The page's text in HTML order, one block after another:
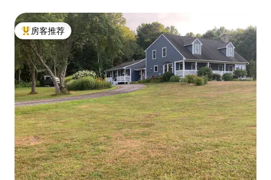
热门「房客推荐」
房客推荐